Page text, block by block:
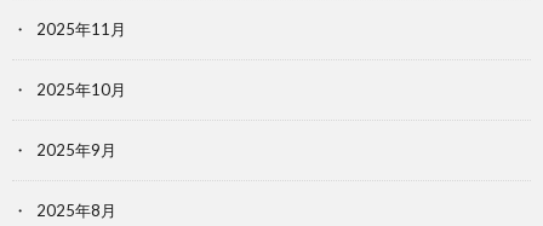
2025年11月
2025年10月
2025年9月
2025年8月